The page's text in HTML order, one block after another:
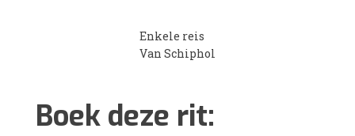
Enkele reis
Van Schiphol
Boek deze rit: